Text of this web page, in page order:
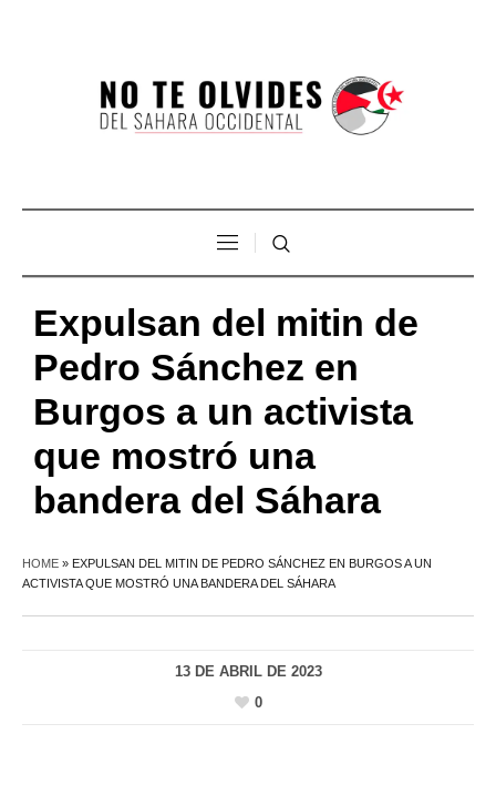
Expulsan del mitin de
Pedro Sánchez en
Burgos a un activista
que mostró una
bandera del Sáhara
HOME » EXPULSAN DEL MITIN DE PEDRO SÁNCHEZ EN BURGOS A UN
ACTIVISTA QUE MOSTRÓ UNA BANDERA DEL SÁHARA
13 DE ABRIL DE 2023
0